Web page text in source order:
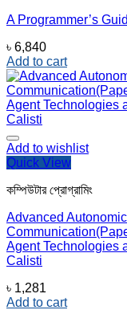
A Programmer’s
৳ 6,840
Add to cart
Add to wishlist
Quick View
কম্পিউটার প্রোগ্রামিং
Advanced
Agent Technologies
Calisti
৳ 1,281
Add to cart